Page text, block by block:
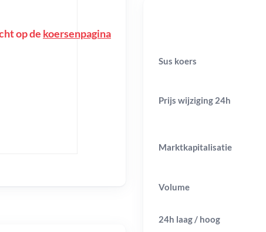
op de koersenpagina
Sus koers
Prijs wijziging 24h
Marktkapitalisatie
Volume
24h laag / hoog